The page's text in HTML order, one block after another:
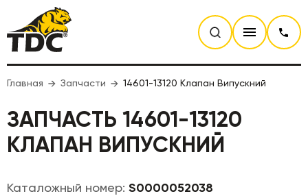
Главная Запчасти 14601-13120 Клапан Випускний
ЗАПЧАСТЬ 14601-13120
КЛАПАН ВИПУСКНИЙ
Каталожный номер: S0000052038